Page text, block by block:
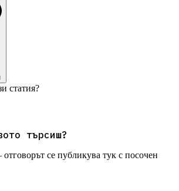
статия?
търсиш?
се публикува тук с посочен